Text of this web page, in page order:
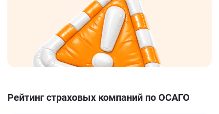
Рейтинг страховых компаний по ОСАГО